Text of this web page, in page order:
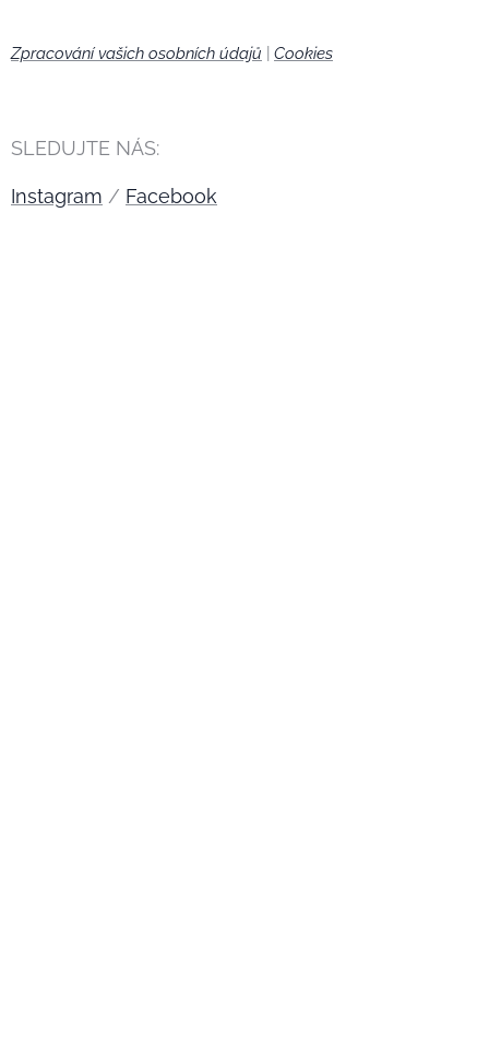
Zpracování vašich osobních údajů Cookies
SLEDUJTE NÁS:
Instagram / Facebook